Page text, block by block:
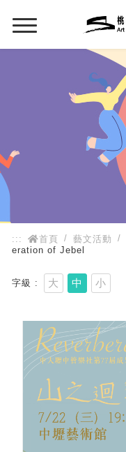
::: 首頁 藝文活動
eration of Jebel
字級 大 中 小